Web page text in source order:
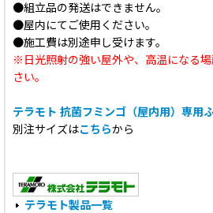
●組立品の発送はできません。
●屋内にてご使用ください。
●施工費は別途申し受けます。
※日光照射の強い屋外や、高温になる
さい。
テラモト 抗菌フミンゴ（屋内用）専用
別注サイズはこちらから
テラモト製品一覧